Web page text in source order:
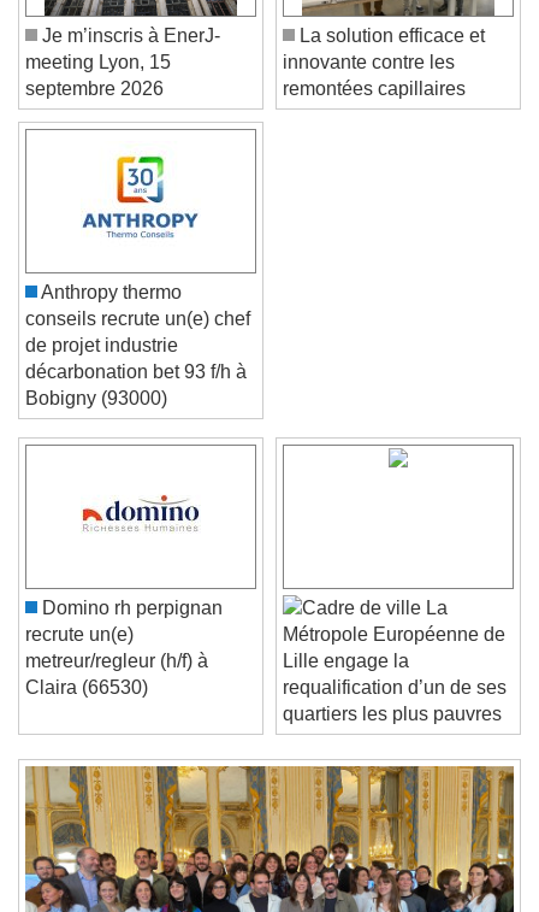
Video Player is loading.
Play Video
Unmute
Current Time0:00
/
Duration-:-
Loaded
Seek to live, currently behind liveLIVE
Remaining Time-0:00
1x
Playback Rate
Chapters
Chapters
Je m’inscris à EnerJ-
meeting Lyon, 15
septembre 2026
La solution efficace et
innovante contre les
remontées capillaires
Anthropy thermo
conseils recrute un(e) chef
de projet industrie
décarbonation bet 93 f/h à
Bobigny (93000)
Domino rh perpignan
recrute un(e)
metreur/regleur (h/f) à
La
Métropole Européenne de
Lille engage la
requalification d’un de ses
quartiers les plus pauvres